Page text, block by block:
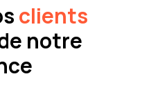
clients
notre